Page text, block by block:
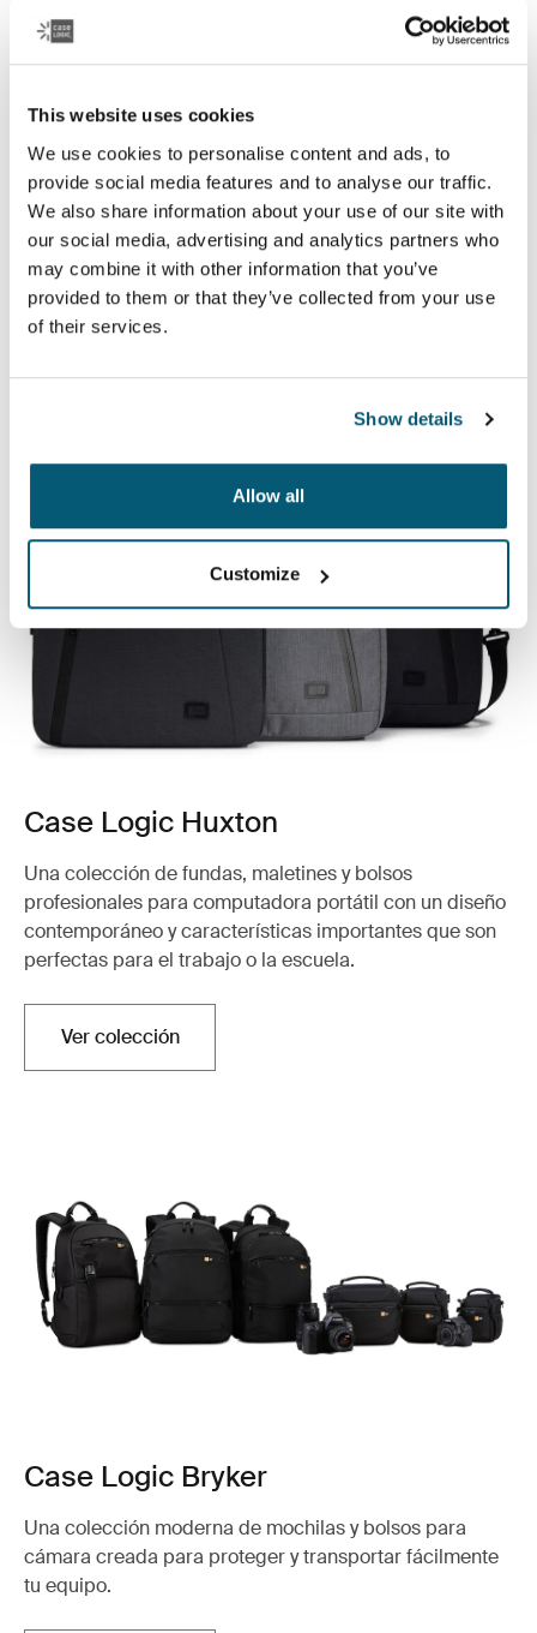
This website uses cookies
We use cookies to personalise content and ads, to
provide social media features and to analyse our traffic.
We also share information about your use of our site with
our social media, advertising and analytics partners who
may combine it with other information that you’ve
provided to them or that they’ve collected from your use
of their services.
Show details
Allow all
Customize
Case Logic Fabricante de equipo
original (LAPS)
Una colección de fundas tradicionales con acolchado
de espuma de protección y detalles sofisticados y
elegantes.
Case Logic Huxton
Una colección de fundas, maletines y bolsos
profesionales para computadora portátil con un diseño
contemporáneo y características importantes que son
perfectas para el trabajo o la escuela.
Ver colección
Case Logic Bryker
Una colección moderna de mochilas y bolsos para
cámara creada para proteger y transportar fácilmente
tu equipo.